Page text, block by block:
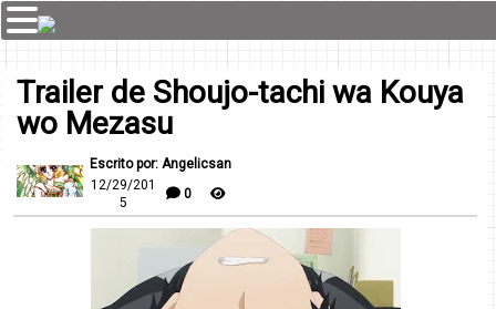
Trailer de Shoujo-tachi wa Kouya
wo Mezasu
Escrito por: Angelicsan
12/29/201
5
0